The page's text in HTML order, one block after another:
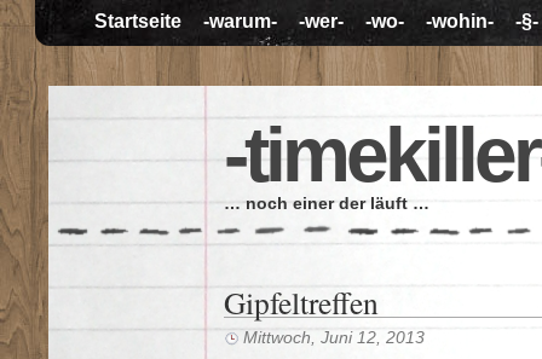
Startseite -warum- -wer- -wo- -wohin- -§-
-
… noch einer der läuft …
Gipfeltreffen
Mittwoch, Juni 12, 2013